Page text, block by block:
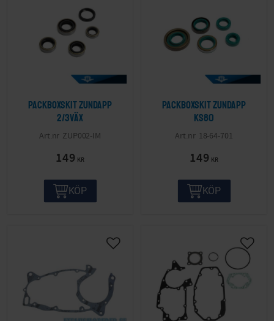
Packboxskit Zundapp
2/3väx
ZUP002-IM
149 KR
KÖP
Packboxskit Zundapp
KS80
18-64-701
149 KR
KÖP